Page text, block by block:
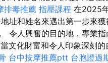
排毒推薦 指壓課程 在2025
址和姓名來邁出第一步來獲
令人興奮的目的地，專業
當文化財富和令人印象深刻
台中按摩推薦ptt 台胞證過